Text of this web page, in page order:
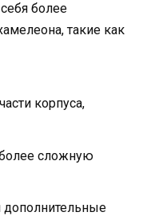
более
такие как
корпуса,
сложную
дополнительные